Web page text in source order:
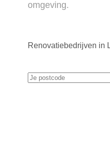
omgeving.
Renovatiebedrijven in